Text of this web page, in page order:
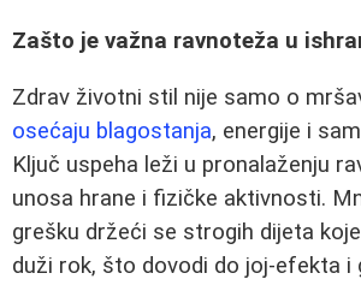
Zašto je važna ravnoteža u
Zdrav životni stil nije samo o
osećaju blagostanja, energije i
Ključ uspeha leži u pronalaženju
unosa hrane i fizičke aktivnosti.
grešku držeći se strogih dijeta
duži rok, što dovodi do joj-efekta i